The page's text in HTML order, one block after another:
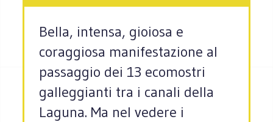
Bella, intensa, gioiosa e
coraggiosa manifestazione al
passaggio dei 13 ecomostri
galleggianti tra i canali della
Laguna. Ma nel vedere i